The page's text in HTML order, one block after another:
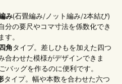
み(石畳編み/ノット編み/2本結び)
分の要尺やコマ寸法を係数化でき
。
角タイプ。差しひもを加えた四つ
合わせた模様がデザインできま
バッグを作るのに便利です。
タイプ。幅や本数を合わせた六つ